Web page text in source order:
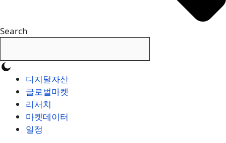
Search
디지털자산
글로벌마켓
리서치
마켓데이터
일정